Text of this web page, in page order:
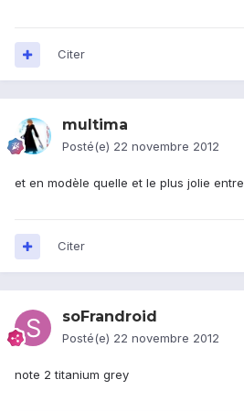
Citer
multima
Posté(e) 22 novembre 2012
et en modèle quelle et le plus jolie
Citer
soFrandroid
Posté(e) 22 novembre 2012
note 2 titanium grey